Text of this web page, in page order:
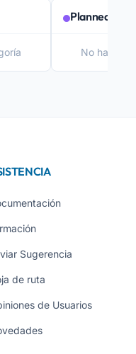
Planned
No hay
Sugerencia
de ruta
de Usuarios